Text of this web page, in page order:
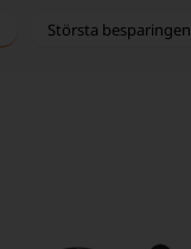
Största besparingen